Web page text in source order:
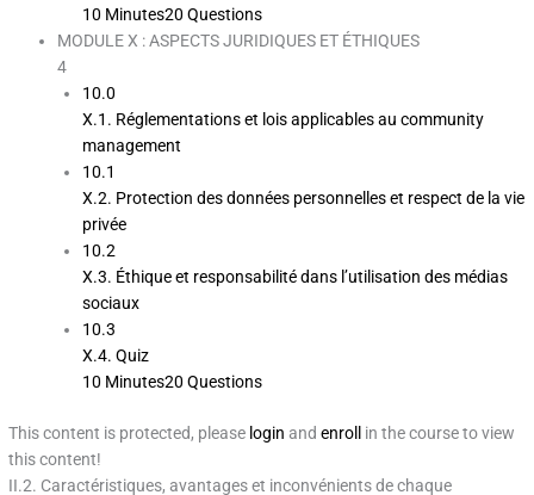
10 Minutes20 Questions
MODULE X : ASPECTS JURIDIQUES ET ÉTHIQUES
4
10.0
X.1. Réglementations et lois applicables au community
management
10.1
X.2. Protection des données personnelles et respect de la vie
privée
10.2
X.3. Éthique et responsabilité dans l’utilisation des médias
sociaux
10.3
X.4. Quiz
10 Minutes20 Questions
This content is protected, please login andenroll
in the course to view
this content!
II.2. Caractéristiques, avantages et inconvénients de chaque